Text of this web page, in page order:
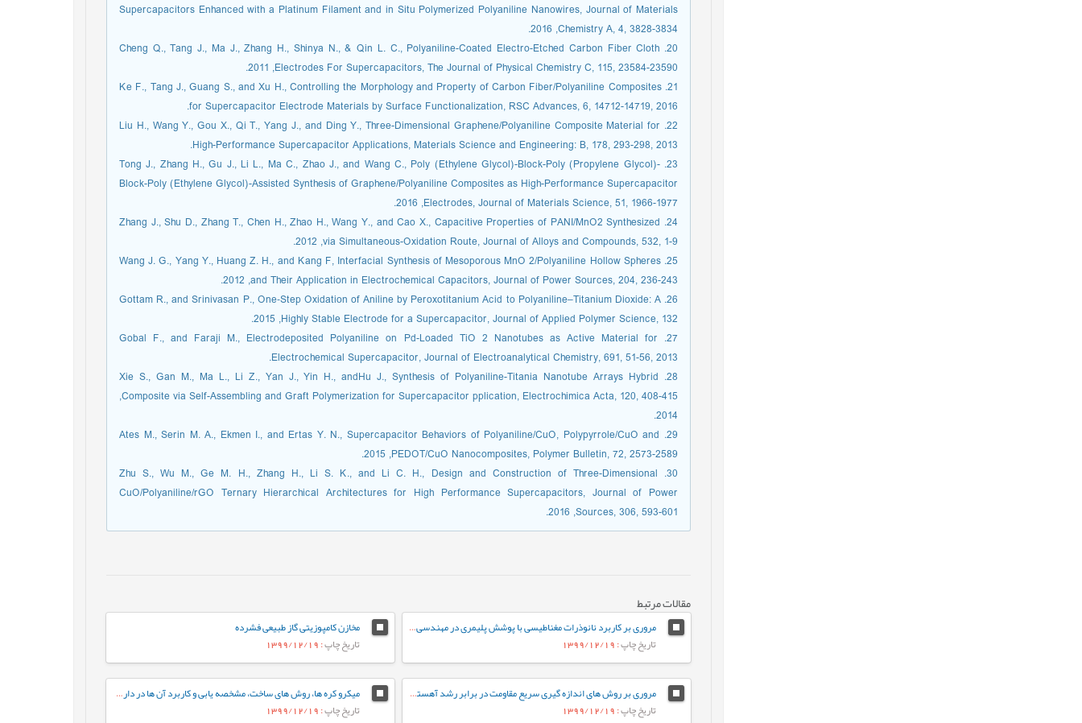
Supercapacitors Enhanced with a Platinum Filament and in Situ Polymerized Polyaniline Nanowires, Journal of Materials
Chemistry A, 4, 3828-3834,‏ 2016.
20. Cheng Q., Tang J., Ma J., Zhang H., Shinya N., & Qin L. C., Polyaniline-Coated Electro-Etched Carbon Fiber Cloth
Electrodes For Supercapacitors, The Journal of Physical Chemistry C, 115, 23584-23590,‏ 2011.
21. Ke F., Tang J., Guang S., and Xu H., Controlling the Morphology and Property of Carbon Fiber/Polyaniline Composites
for Supercapacitor Electrode Materials by Surface Functionalization, RSC Advances, 6, 14712-14719, 2016.
22. Liu H., Wang Y., Gou X., Qi T., Yang J., and Ding Y., Three-Dimensional Graphene/Polyaniline Composite Material for
High-Performance Supercapacitor Applications, Materials Science and Engineering: B, 178, 293-298, 2013.
23. Tong J., Zhang H., Gu J., Li L., Ma C., Zhao J., and Wang C., Poly (Ethylene Glycol)-Block-Poly (Propylene Glycol)-
Block-Poly (Ethylene Glycol)-Assisted Synthesis of Graphene/Polyaniline Composites as High-Performance Supercapacitor
Electrodes, Journal of Materials Science, 51, 1966-1977,‏ 2016.
24. Zhang J., Shu D., Zhang T., Chen H., Zhao H., Wang Y., and Cao X., Capacitive Properties of PANI/MnO2 Synthesized
via Simultaneous-Oxidation Route, Journal of Alloys and Compounds, 532, 1-9,‏ 2012.
25. Wang J. G., Yang Y., Huang Z. H., and Kang F, Interfacial Synthesis of Mesoporous MnO 2/Polyaniline Hollow Spheres
and Their Application in Electrochemical Capacitors, Journal of Power Sources, 204, 236-243,‏ 2012.
26. Gottam R., and Srinivasan P., One‐Step Oxidation of Aniline by Peroxotitanium Acid to Polyaniline–Titanium Dioxide: A
Highly Stable Electrode for a Supercapacitor, Journal of Applied Polymer Science, 132,‏ 2015.
27. Gobal F., and Faraji M., Electrodeposited Polyaniline on Pd-Loaded TiO 2 Nanotubes as Active Material for
Electrochemical Supercapacitor, Journal of Electroanalytical Chemistry, 691, 51-56, 2013.
28. Xie S., Gan M., Ma L., Li Z., Yan J., Yin H., andHu J., Synthesis of Polyaniline-Titania Nanotube Arrays Hybrid
Composite via Self-Assembling and Graft Polymerization for Supercapacitor pplication, Electrochimica Acta, 120, 408-415,‏
2014.
29. Ates M., Serin M. A., Ekmen I., and Ertas Y. N., Supercapacitor Behaviors of Polyaniline/CuO, Polypyrrole/CuO and
PEDOT/CuO Nanocomposites, Polymer Bulletin, 72, 2573-2589,‏ 2015.
30. Zhu S., Wu M., Ge M. H., Zhang H., Li S. K., and Li C. H., Design and Construction of Three-Dimensional
CuO/Polyaniline/rGO Ternary Hierarchical Architectures for High Performance Supercapacitors, Journal of Power
Sources, 306, 593-601,‏ 2016.
مقالات مرتبط
مروری بر کاربرد نانوذرات مغناطیسی با پوشش پلیمری در مهندسی بافت
تاریخ چاپ: 1399/12/19
مخازن کامپوزیتی گاز طبیعی فشرده
تاریخ چاپ: 1399/12/19
مروری بر روش های اندازه گیری سریع مقاومت در برابر رشد آهسته ترک پلی اتیلن سنگین
تاریخ چاپ: 1399/12/19
میکرو کره ها، روش های ساخت، مشخصه يابی و کاربرد آن ها در دارورسانی
تاریخ چاپ: 1399/12/19